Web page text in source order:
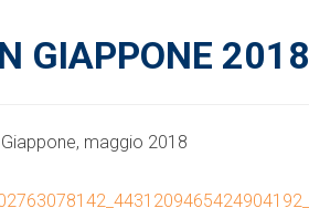
GIAPPONE 2018
maggio 2018